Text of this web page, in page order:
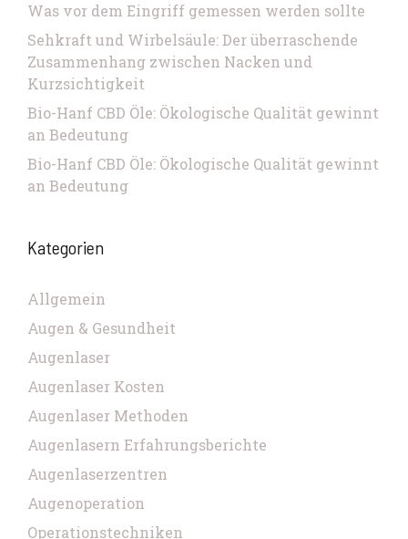
Was vor dem Eingriff gemessen werden sollte
Sehkraft und Wirbelsäule: Der überraschende
Zusammenhang zwischen Nacken und
Kurzsichtigkeit
Bio-Hanf CBD Öle: Ökologische Qualität gewinnt
an Bedeutung
Bio-Hanf CBD Öle: Ökologische Qualität gewinnt
an Bedeutung
Kategorien
Allgemein
Augen & Gesundheit
Augenlaser
Augenlaser Kosten
Augenlaser Methoden
Augenlasern Erfahrungsberichte
Augenlaserzentren
Augenoperation
Operationstechniken